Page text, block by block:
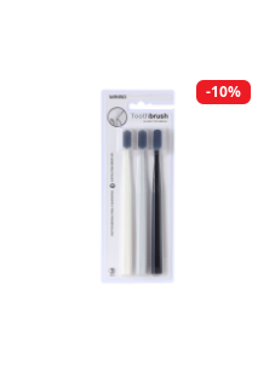
-10%